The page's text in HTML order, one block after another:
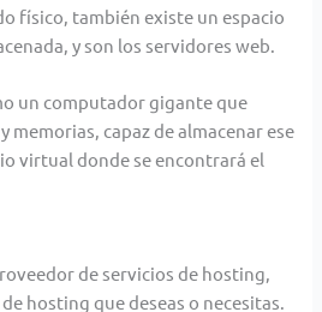
físico, también existe un espacio
y son los servidores web.
un computador gigante que
memorias, capaz de almacenar ese
virtual donde se encontrará el
de servicios de hosting,
hosting que deseas o necesitas.